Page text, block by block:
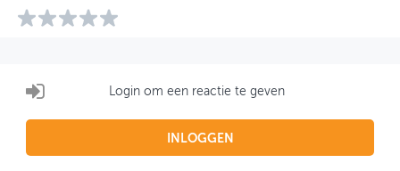
Login om een reactie te geven
INLOGGEN